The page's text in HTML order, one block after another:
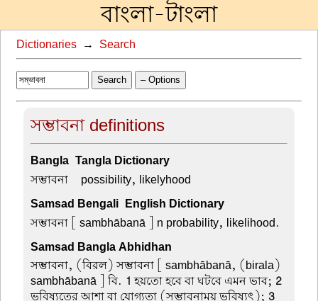
বাংলা-টাংলা
Dictionaries → Search
Search – Options
সম্ভাবনা definitions
Bangla-Tangla Dictionary
সম্ভাবনা – possibility, likelyhood
Samsad Bengali-English Dictionary
সম্ভাবনা [ sambhābanā ] n probability, likelihood.
Samsad Bangla Abhidhan
সম্ভাবনা, (বিরল) সম্ভাবনা [ sambhābanā, (birala)
sambhābanā ] বি. 1 হয়তো হবে বা ঘটবে এমন ভাব; 2
ভবিষ্যতের আশা বা যোগ্যতা (সম্ভাবনাময় ভবিষ্যৎ); 3